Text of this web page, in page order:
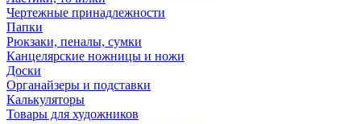
Чертежные принадлежности
Папки
Рюкзаки, пеналы, сумки
Канцелярские ножницы и ножи
Доски
Органайзеры и подставки
Калькуляторы
Товары для художников